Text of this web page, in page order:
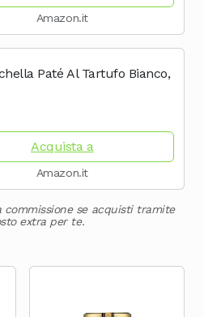
Amazon.it
Paté Al Tartufo Bianco,
Acquista a
Amazon.it
se acquisti tramite
extra per te.